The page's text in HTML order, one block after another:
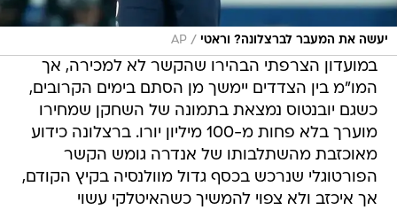
יעשה את המעבר לברצלונה? וראטי /
AP
במועדון הצרפתי הבהירו שהקשר לא למכירה, אך
המו"מ בין הצדדים יימשך מן הסתם בימים הקרובים,
כשגם יובנטוס נמצאת בתמונה של השחקן שמחירו
מוערך בלא פחות מ-100 מיליון יורו. ברצלונה כידוע
מאוכזבת מהשתלבותו של אנדרה גומש הקשר
הפורטוגלי שנרכש בכסף גדול מוולנסיה בקיץ הקודם,
אך איכזב ולא צפוי להמשיך כשהאיטלקי עשוי